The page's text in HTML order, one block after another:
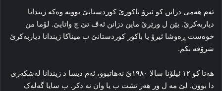
ئه‌م هه‌می دزانن کو ئیرۆ باکورێ کوردستانێ بوویه‌ وه‌که‌ زیندانا
دیاربه‌کرێ. یێن ل ورێرێ ماین دزانن ئه‌ڤ تێ چ واتایێ. لۆما من
خوه‌ست ڕه‌وشا ئیرۆ یا باکور کوردستانێ ب میناکا زیندانا دیاربه‌کرێ
شرۆڤه‌ بکم.
هه‌تا کو ۱۲ ئیلۆنا سالا ۱۹۸۰ێ نه‌هاتبوو، ئه‌م دیسا د زیندانا له‌شکه‌ری
دا بوون. لێ مه‌ ل ور هه‌ر تشت ب یا وان نه‌ دکر. ب سایا گه‌له‌ک